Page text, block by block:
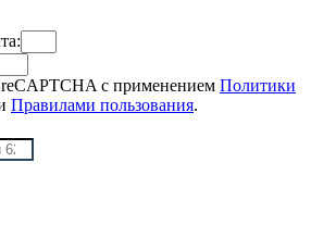
с применением Политики
Правилами пользования.